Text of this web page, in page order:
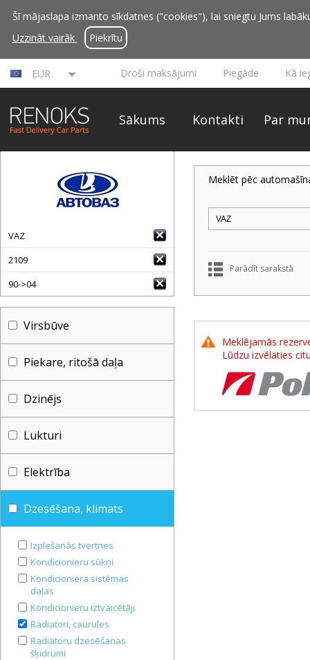
Šī mājaslapa izmanto sīkdatnes ("cookies"), lai sniegtu Jums
Uzzināt vairāk
Piekrītu
EUR Droši maksājumi Piegāde Kā
Sākums Kontakti Par
VAZ
2109
90->04
Virsbūve
Piekare, ritošā daļa
Dzinējs
Lukturi
Elektrība
Dzesēšana, klimats
Izplešanās tvertnes
Kondicionieru sūkņi
Kondicioniera sistēmas
daļas
Kondicionieru iztvaicētāji
Radiatori, caurules
Radiatoru dzesēšanas
šķidrumi
Meklēt pēc
Parādīt sarakstā
Meklējamās
Lūdzu izvēlaties